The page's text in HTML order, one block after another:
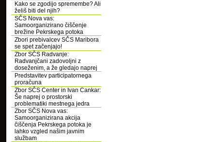
Kako se zgodijo spremembe? Ali
želiš biti del njih?
SČS Nova vas:
Samoorganizirano čiščenje
brežine Pekrskega potoka
Zbori prebivalcev SČS Maribora
se spet začenjajo!
Zbor SČS Radvanje:
Radvanjčani zadovoljni z
doseženim, a že gledajo naprej
Predstavitev participatornega
proračuna
Zbor SČS Center in Ivan Cankar:
Še naprej o prostorski
problematiki mestnega jedra
Zbor SČS Nova vas:
Samoorganizirana akcija
čiščenja Pekrskega potoka je
lahko vzgled našim javnim
službam